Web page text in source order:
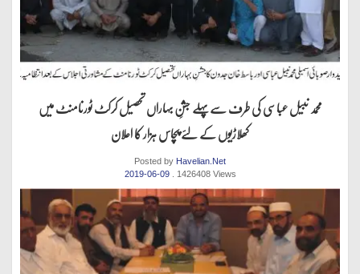
محمد نبیل عباسی کی طرف سےپہلے جشنِ بہاراں تحصیل کرکٹ ٹورنامنٹ میں
کھلاڑیوں کے لئے پچاس ہزار کا اعلان
Posted by Havelian.Net
2019-06-09
. 1426408 Views